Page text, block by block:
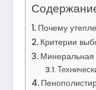
Почему
Критерии
Минеральная